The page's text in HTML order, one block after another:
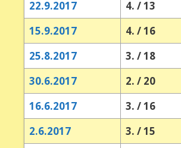
22.9.2017
4. / 13
15.9.2017
4. / 16
25.8.2017
3. / 18
30.6.2017
2. / 20
16.6.2017
3. / 16
2.6.2017
3. / 15